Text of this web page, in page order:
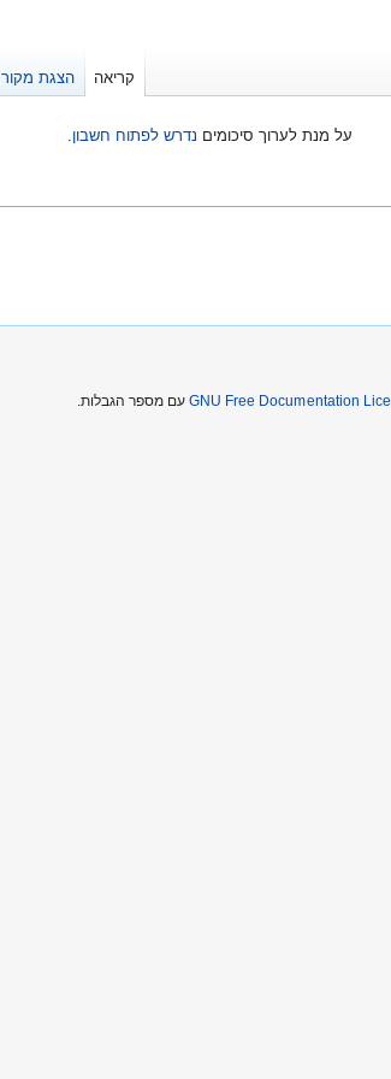
על מנת לערוך סיכומים נדרש לפתוח חשבון.
קריאה הצגת מקור
GNU Free Documentationעם מספר הגבלות.